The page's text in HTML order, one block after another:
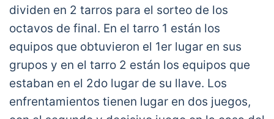
dividen en 2 tarros para el sorteo de los
octavos de final. En el tarro 1 están los
equipos que obtuvieron el 1er lugar en sus
grupos y en el tarro 2 están los equipos que
estaban en el 2do lugar de su llave. Los
enfrentamientos tienen lugar en dos juegos,